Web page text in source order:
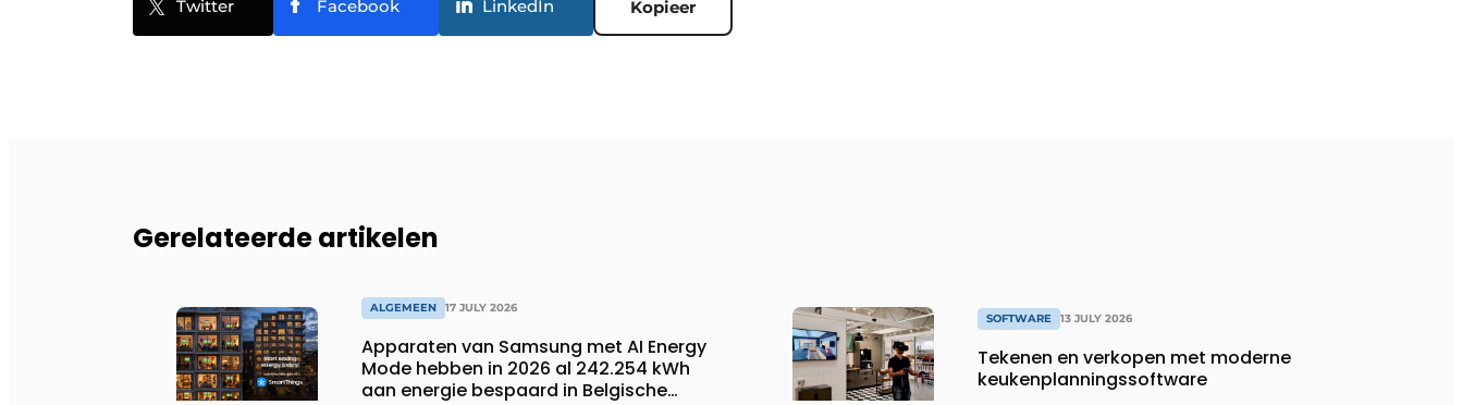
Twitter Facebook LinkedIn Kopieer
Gerelateerde artikelen
ALGEMEEN 17 JULY 2026
Apparaten van Samsung met AI Energy
Mode hebben in 2026 al 242.254 kWh
aan energie bespaard in Belgische
SOFTWARE 13 JULY 2026
Tekenen en verkopen met moderne
keukenplanningssoftware